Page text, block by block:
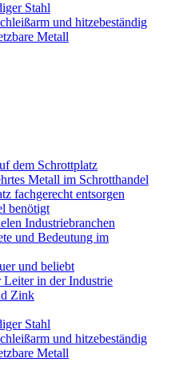
Stahl
und hitzebeständig
Metall
dem Schrottplatz
Metall im Schrotthandel
fachgerecht entsorgen
benötigt
Industriebranchen
und Bedeutung im
und beliebt
in der Industrie
Zink
Stahl
und hitzebeständig
Metall